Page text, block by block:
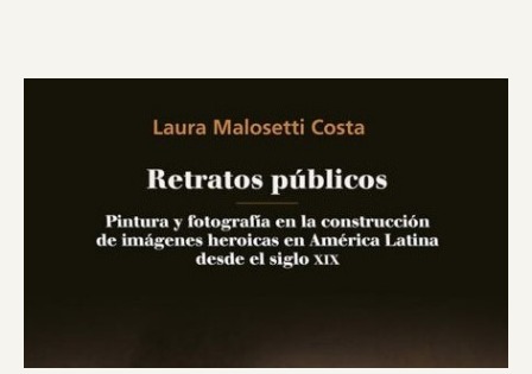
Ver más sobre este tema.